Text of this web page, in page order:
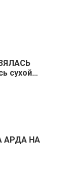
сухой…
АРДА НА